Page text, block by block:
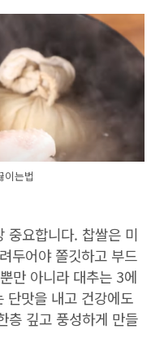
이는법
중요합니다. 찹쌀은 미
두어야 쫄깃하고 부드
만 아니라 대추는 3에
단맛을 내고 건강에도
층 깊고 풍성하게 만들